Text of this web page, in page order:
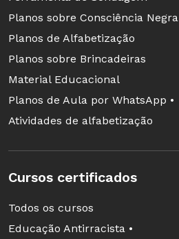
Planos sobre Consciência Negra
Planos de Alfabetização
Planos sobre Brincadeiras
Material Educacional
Planos de Aula por WhatsApp •
Atividades de alfabetização
Cursos certificados
Todos os cursos
Educação Antirracista •